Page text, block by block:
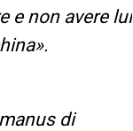
e non avere lui
di